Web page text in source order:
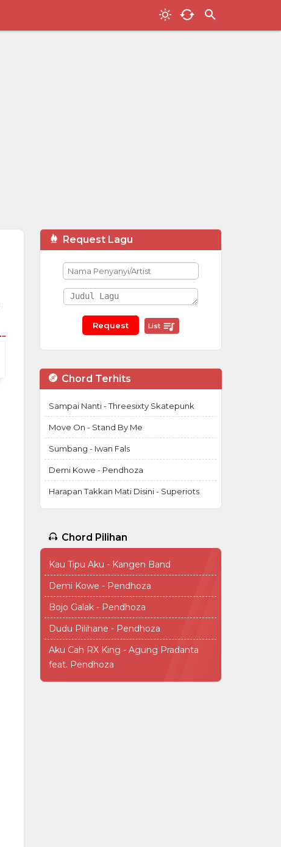
Request Lagu
List
Chord Terhits
Sampai Nanti - Threesixty Skatepunk
Move On - Stand By Me
Sumbang - Iwan Fals
Demi Kowe - Pendhoza
Harapan Takkan Mati Disini - Superiots
Chord Pilihan
Kau Tipu Aku - Kangen Band
Demi Kowe - Pendhoza
Bojo Galak - Pendhoza
Dudu Pilihane - Pendhoza
Aku Cah RX King - Agung Pradanta
feat. Pendhoza